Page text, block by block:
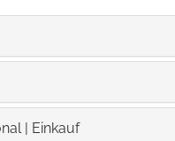
| Einkauf